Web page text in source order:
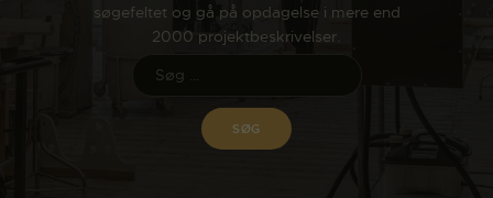
søgefeltet og gå på opdagelse i mere end
2000 projektbeskrivelser.